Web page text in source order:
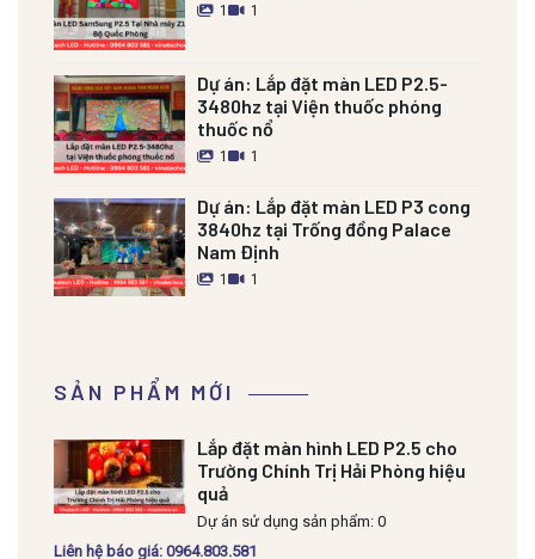
1 1
Dự án: Lắp đặt màn LED P2.5-
3480hz tại Viện thuốc phóng
thuốc nổ
1 1
Dự án: Lắp đặt màn LED P3 cong
3840hz tại Trống đồng Palace
Nam Định
1 1
SẢN PHẨM MỚI
Lắp đặt màn hình LED P2.5 cho
Trường Chính Trị Hải Phòng hiệu
quả
Dự án sử dụng sản phẩm: 0
Liên hệ báo giá: 0964.803.581